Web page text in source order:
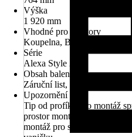
Výška
1 920 mm
Vhodné pro prostory
Koupelna, Bezbariérová
Série
Alexa Style 2.0
Obsah balení
Záruční list, Montážní materiál
Upozornění
Tip od profíků pro montáž
prostor montáže vystelte
montáž pro sprchovou